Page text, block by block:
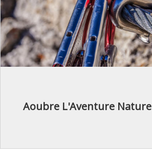
Aoubre L'Aventure Nature